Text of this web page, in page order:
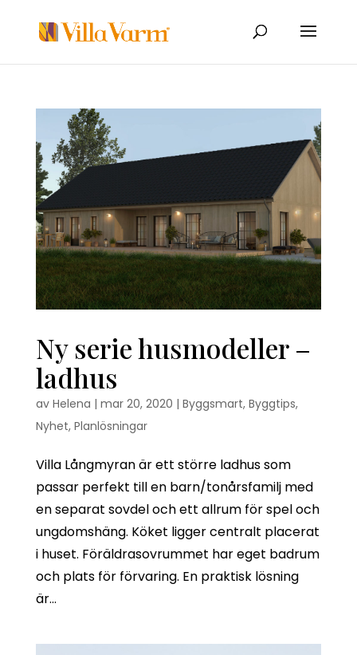
Ny serie husmodeller –
ladhus
av Helena | mar 20, 2020 | Byggsmart, Byggtips,
Nyhet, Planlösningar
Villa Långmyran är ett större ladhus som
passar perfekt till en barn/tonårsfamilj med
en separat sovdel och ett allrum för spel och
ungdomshäng. Köket ligger centralt placerat
i huset. Föräldrasovrummet har eget badrum
och plats för förvaring. En praktisk lösning
är...